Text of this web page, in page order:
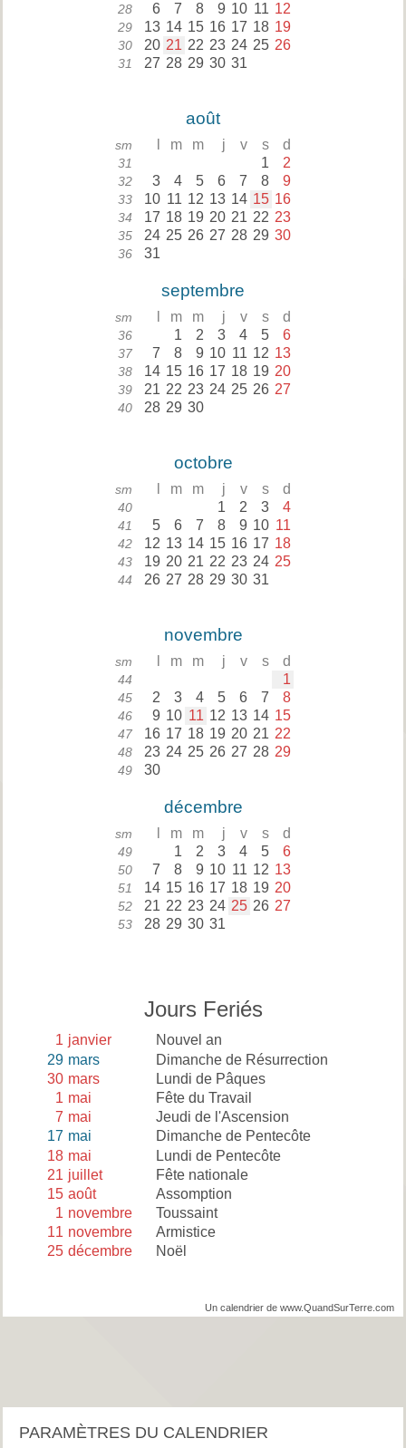
28 6 7 8 9 10 11 12
29 13 14 15 16 17 18 19
30 20 21 22 23 24 25 26
31 27 28 29 30 31
août
sm m m j v s d
31 1 2
32 3 4 5 6 7 8 9
33 10 11 12 13 14 15 16
34 17 18 19 20 21 22 23
35 24 25 26 27 28 29 30
36 31
septembre
sm m m j v s d
36 1 2 3 4 5 6
37 7 8 9 10 11 12 13
38 14 15 16 17 18 19 20
39 21 22 23 24 25 26 27
40 28 29 30
octobre
sm m m j v s d
40 1 2 3 4
41 5 6 7 8 9 10 11
42 12 13 14 15 16 17 18
43 19 20 21 22 23 24 25
44 26 27 28 29 30 31
novembre
sm m m j v s d
44 1
45 2 3 4 5 6 7 8
46 9 10 11 12 13 14 15
47 16 17 18 19 20 21 22
48 23 24 25 26 27 28 29
49 30
décembre
sm m m j v s d
49 1 2 3 4 5 6
50 7 8 9 10 11 12 13
51 14 15 16 17 18 19 20
52 21 22 23 24 25 26 27
53 28 29 30 31
Jours Feriés
1 janvier
Nouvel an
29 mars
Dimanche de Résurrection
30 mars
Lundi de Pâques
1 mai
Fête du Travail
7 mai
Jeudi de l'Ascension
17 mai
Dimanche de Pentecôte
18 mai
Lundi de Pentecôte
21 juillet
Fête nationale
15 août
Assomption
1 novembre
Toussaint
11 novembre
Armistice
25 décembre Noël
Un calendrier de www.QuandSurTerre.com
PARAMÈTRES DU CALENDRIER